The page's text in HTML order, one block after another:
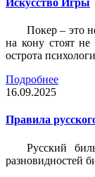
Искусство Игры
Покер – это
на кону стоят не
острота
Подробнее
16.09.2025
Правила
Русский
разновидностей